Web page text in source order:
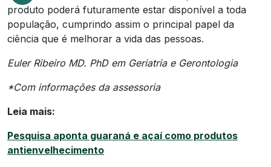
produto poderá futuramente estar disponível a toda
população, cumprindo assim o principal papel da
ciência que é melhorar a vida das pessoas.
Euler Ribeiro MD. PhD em Geriatria e Gerontologia
*Com informações da assessoria
Leia mais:
Pesquisa aponta guaraná e açaí como produtos
antienvelhecimento